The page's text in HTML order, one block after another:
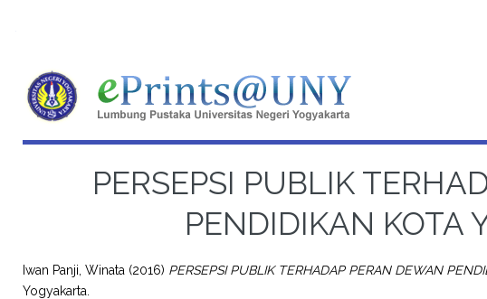
PERSEPSI PUBLIK
PENDIDIKAN KOTA
Iwan Panji, Winata (2016) PERSEPSI PUBLIK TERHADAP PERAN DEWAN
Yogyakarta.